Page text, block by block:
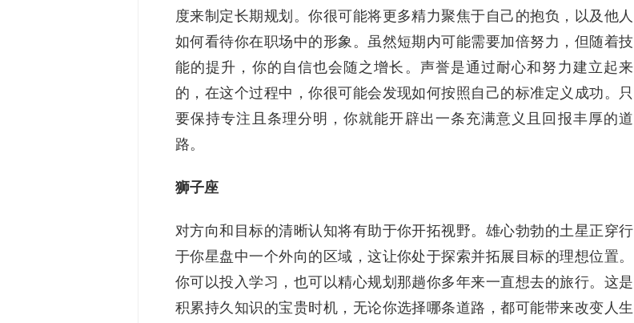
度来制定长期规划。你很可能将更多精力聚焦于自己的抱负，以及他人
如何看待你在职场中的形象。虽然短期内可能需要加倍努力，但随着技
能的提升，你的自信也会随之增长。声誉是通过耐心和努力建立起来
的，在这个过程中，你很可能会发现如何按照自己的标准定义成功。只
要保持专注且条理分明，你就能开辟出一条充满意义且回报丰厚的道
路。
狮子座
对方向和目标的清晰认知将有助于你开拓视野。雄心勃勃的土星正穿行
于你星盘中一个外向的区域，这让你处于探索并拓展目标的理想位置。
你可以投入学习，也可以精心规划那趟你多年来一直想去的旅行。这是
积累持久知识的宝贵时机，无论你选择哪条道路，都可能带来改变人生